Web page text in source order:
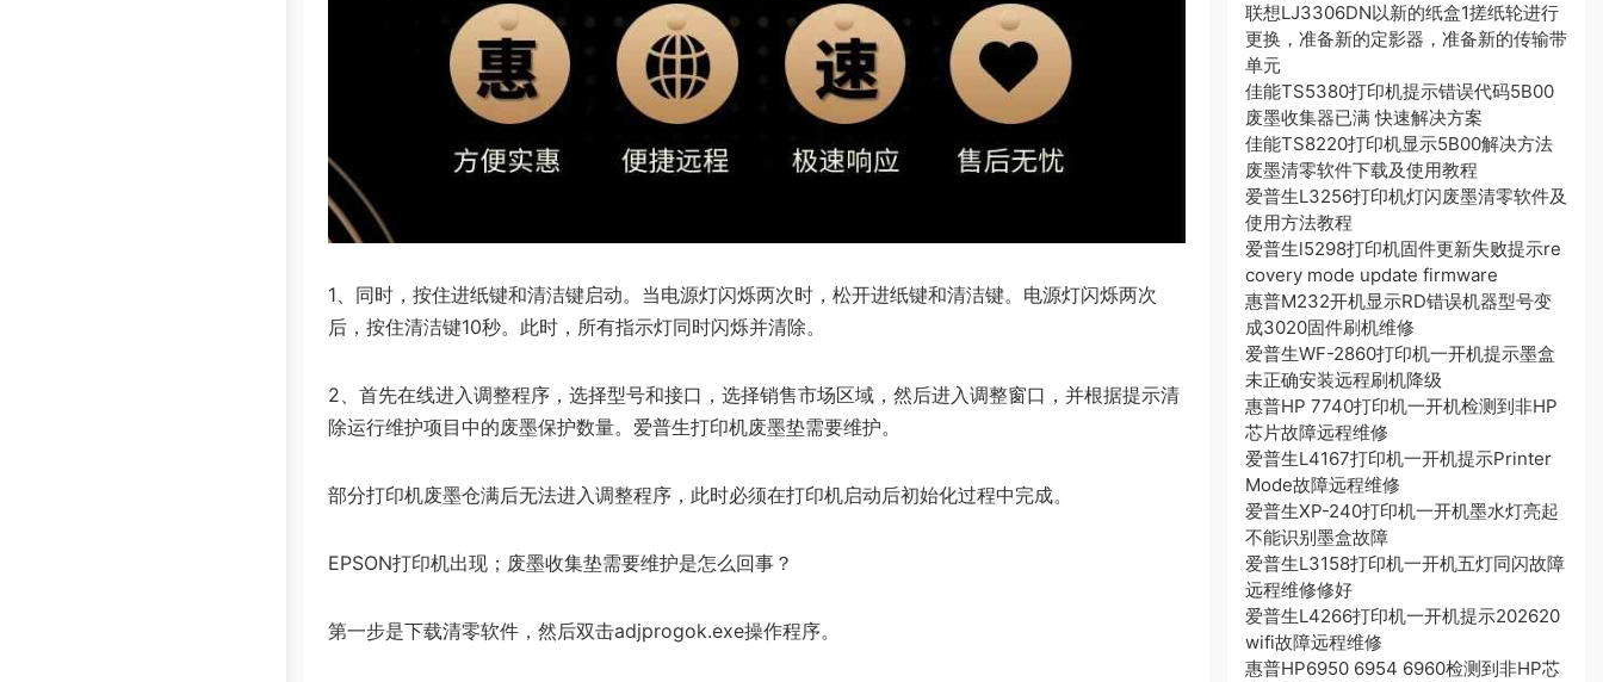
1、同时，按住进纸键和清洁键启动。当电源灯闪烁两次时，松开进纸键和清洁键。电源灯闪烁两次
后，按住清洁键10秒。此时，所有指示灯同时闪烁并清除。
2、首先在线进入调整程序，选择型号和接口，选择销售市场区域，然后进入调整窗口，并根据提示清
除运行维护项目中的废墨保护数量。爱普生打印机废墨垫需要维护。
部分打印机废墨仓满后无法进入调整程序，此时必须在打印机启动后初始化过程中完成。
EPSON打印机出现；废墨收集垫需要维护是怎么回事？
第一步是下载清零软件，然后双击adjprogok.exe操作程序。
联想LJ3306DN以新的纸盒1搓纸轮进行
更换，准备新的定影器，准备新的传输带
单元
佳能TS5380打印机提示错误代码5B00
废墨收集器已满 快速解决方案
佳能TS8220打印机显示5B00解决方法
废墨清零软件下载及使用教程
爱普生L3256打印机灯闪废墨清零软件及
使用方法教程
爱普生l5298打印机固件更新失败提示re
covery mode update firmware
惠普M232开机显示RD错误机器型号变
成3020固件刷机维修
爱普生WF-2860打印机一开机提示墨盒
未正确安装远程刷机降级
惠普HP 7740打印机一开机检测到非HP
芯片故障远程维修
爱普生L4167打印机一开机提示Printer
Mode故障远程维修
爱普生XP-240打印机一开机墨水灯亮起
不能识别墨盒故障
爱普生L3158打印机一开机五灯同闪故障
远程维修修好
爱普生L4266打印机一开机提示202620
wifi故障远程维修
惠普HP6950 6954 6960检测到非HP芯